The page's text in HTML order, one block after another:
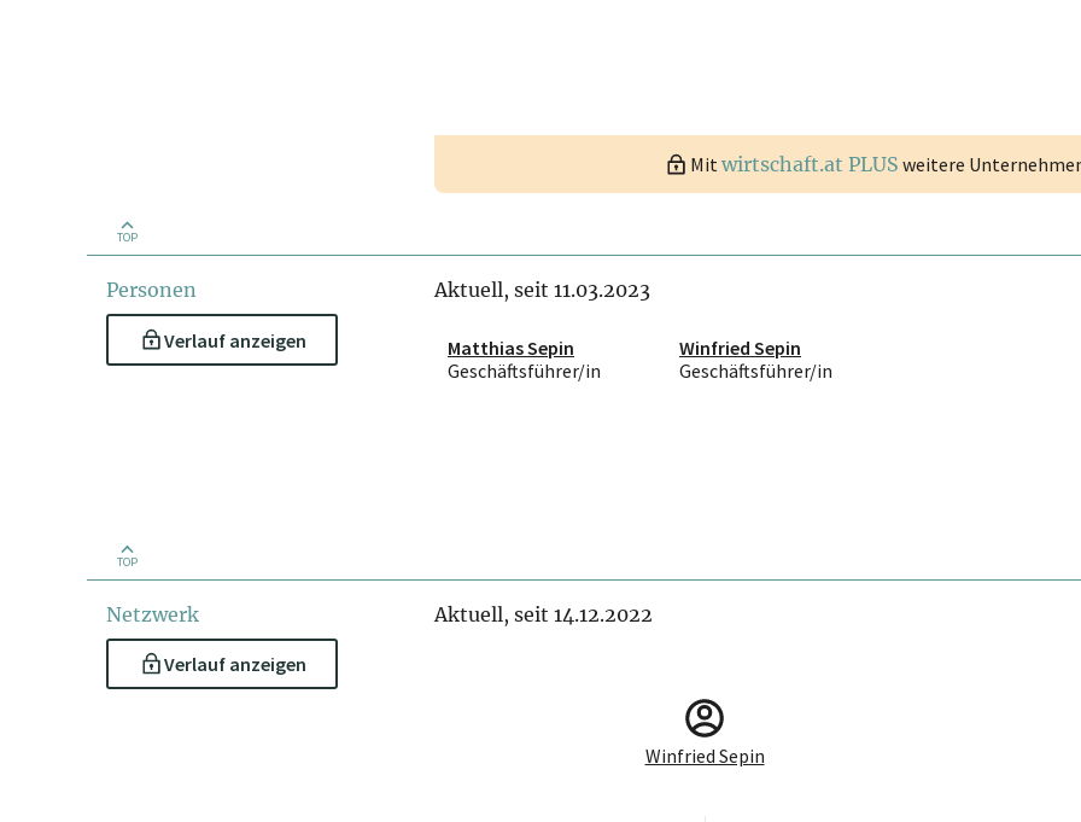
Mitwirtschaft.at PLUS weitere
TOP
Personen
Verlauf anzeigen
Aktuell, seit 11.03.2023
Matthias Sepin
Geschäftsführer/in
Winfried Sepin
Geschäftsführer/in
TOP
Netzwerk
Verlauf anzeigen
Aktuell, seit 14.12.2022
Winfried Sepin